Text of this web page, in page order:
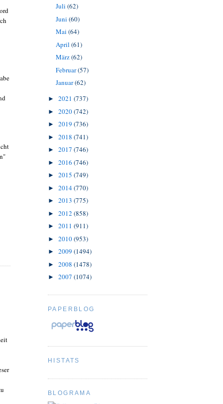
Juli (62)
Juni (60)
Mai (64)
April (61)
März(62)
Februar(57)
Januar(62)
► 2021 (737)
► 2020(742)
► 2019 (736)
► 2018 (741)
► 2017 (746)
► 2016 (746)
► 2015 (749)
► 2014(770)
► 2013 (775)
► 2012 (858)
► 2011 (911)
► 2010(953)
► 2009 (1494)
► 2008 (1478)
► 2007 (1074)
PAPERBLOG
HISTATS
BLOGRAMA